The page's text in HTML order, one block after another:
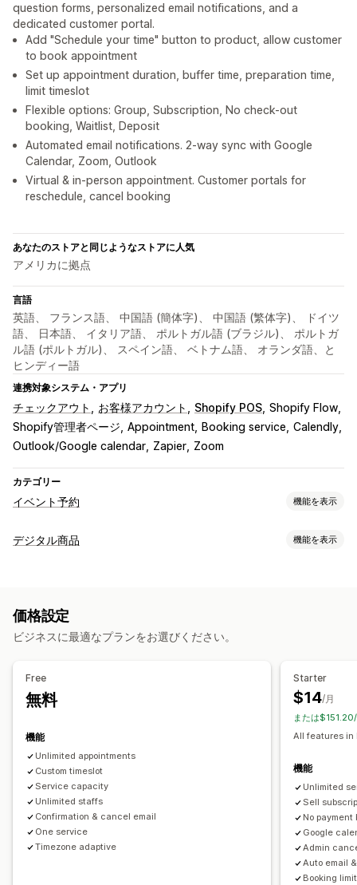
question forms, personalized email notifications, and a
dedicated customer portal.
Add "Schedule your time" button to product, allow customer
to book appointment
Set up appointment duration, buffer time, preparation time,
limit timeslot
Flexible options: Group, Subscription, No check-out
booking, Waitlist, Deposit
Automated email notifications. 2-way sync with Google
Calendar, Zoom, Outlook
Virtual & in-person appointment. Customer portals for
reschedule, cancel booking
あなたのストアと同じようなストアに人気
アメリカに拠点
言語
英語、 フランス語、 中国語 (簡体字)、 中国語 (繁体字)、 ドイツ
語、 日本語、 イタリア語、 ポルトガル語 (ブラジル)、 ポルトガ
ル語 (ポルトガル)、 スペイン語、 ベトナム語、 オランダ語、と
ヒンディー語
連携対象システム・アプリ
チェックアウト お客様アカウント Shopify POS Shopify Flow
Shopify管理者ページ Appointment Booking service Calendly
Outlook/Google calendar Zapier Zoom
カテゴリー
イベント予約 機能を表示
イベントタイプ
予約管理
カレンダー
スケジュール 時間枠 除外日の設定
イベントのチェックイン
リアルタイム更新
メール通知
決済 前払金
カスタマイズ
予約ページ
カレンダーウィジェット
カスタムチケット
カスタムフォーム
カスタムCSS
デジタル商品 機能を表示
ダウンロード管理
ファイルセキュリティ
アクセスコード
価格設定
ビジネスに最適なプランをお選びください。
Free
無料
機能
Unlimited appointments
Custom timeslot
Service capacity
Unlimited staffs
Confirmation & cancel email
One service
Timezone adaptive
Starter
$14/月
または
All features in
機能
Unlimited
Sell
No payment
Google
Admin
Auto email
Booking limit